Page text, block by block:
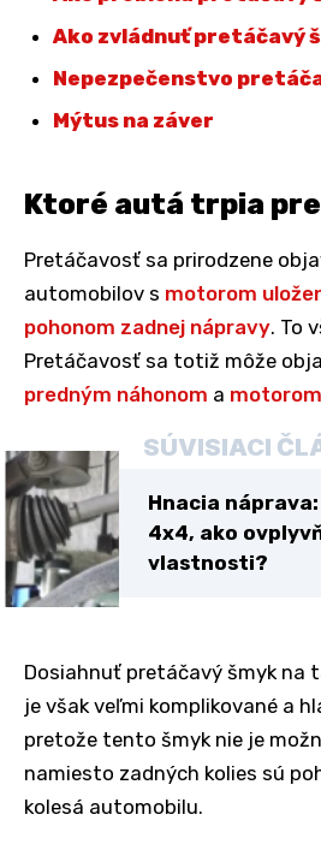
Ako zvládnuť pretáčavý
Nepezpečenstvo
Mýtus na záver
Ktoré autá trpia
Pretáčavosť sa prirodzene
automobilov s motorom
pohonom zadnej nápravy. To
Pretáčavosť sa totiž môže
predným náhonom a
SÚVISIACI
Hnacia
4x4, ako
vlastnosti?
Dosiahnuť pretáčavý šmyk na
je však veľmi komplikované a
pretože tento šmyk nie je
namiesto zadných kolies sú
kolesá automobilu.